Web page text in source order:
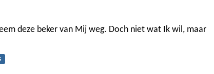
deze beker van Mij weg. Doch niet wat Ik wil, maar